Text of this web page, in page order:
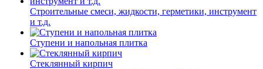
Строительные смеси, жидкости, герметики, инструмент
и т.д.
Ступени и напольная плитка
Cтеклянный кирпич